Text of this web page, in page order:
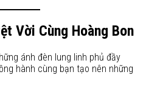
Vời Cùng Hoàng Bon
ánh đèn lung linh phủ đầy
hành cùng bạn tạo nên những